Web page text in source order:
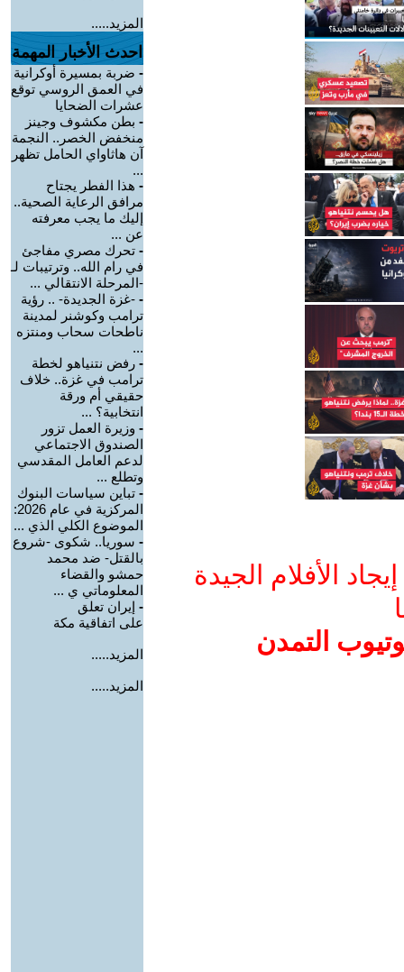
الأفلام الجيدة
التمدن
المزيد.....
احدث الأخبار المهمة
- ضربة بمسيرة أوكرانية
في العمق الروسي توقع
عشرات الضحايا
- بطن مكشوف وجينز
منخفض الخصر.. النجمة
آن هاثاواي الحامل تظهر
...
- هذا الفطر يجتاح
مرافق الرعاية الصحية..
إليك ما يجب معرفته
عن ...
- تحرك مصري مفاجئ
في رام الله.. وترتيبات لـ
-المرحلة الانتقالي ...
- -غزة الجديدة- .. رؤية
ترامب وكوشنر لمدينة
ناطحات سحاب ومنتزه
...
- رفض نتنياهو لخطة
ترامب في غزة.. خلاف
حقيقي أم ورقة
انتخابية؟ ...
- وزيرة العمل تزور
الصندوق الاجتماعي
لدعم العامل المقدسي
وتطلع ...
- تباين سياسات البنوك
المركزية في عام 2026:
الموضوع الكلي الذي ...
- سوريا.. شكوى -شروع
بالقتل- ضد محمد
حمشو والقضاء
المعلوماتي ي ...
- إيران تعلق
على اتفاقية مكة
المزيد.....
المزيد.....